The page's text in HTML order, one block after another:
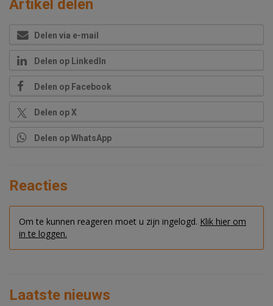
Artikel delen
Delen via e-mail
Delen op LinkedIn
Delen op Facebook
Delen op X
Delen op WhatsApp
Reacties
Om te kunnen reageren moet u zijn ingelogd. Klik hier om
in te loggen.
Laatste nieuws